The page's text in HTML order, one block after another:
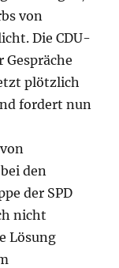
von
Die CDU-
plötzlich
fordert nun
den
der SPD
nicht
Lösung